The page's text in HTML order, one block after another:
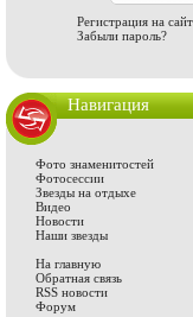
Регистрация на
Забыли пароль?
Навигация
Фото знаменитостей
Фотосессии
Звезды на отдыхе
Видео
Новости
Наши звезды
На главную
Обратная связь
RSS новости
Форум